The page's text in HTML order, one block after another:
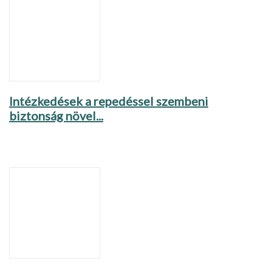
Intézkedések a repedéssel szembeni
biztonság növel...